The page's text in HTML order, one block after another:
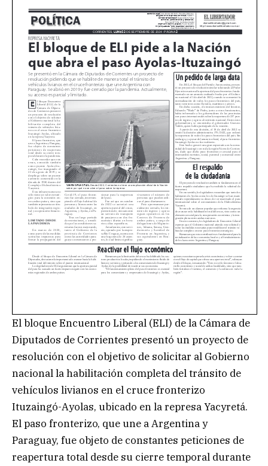
El bloque Encuentro Liberal (ELI) de la Cámara de
Diputados de Corrientes presentó un proyecto de
resolución con el objetivo de solicitar al Gobierno
nacional la habilitación completa del tránsito de
vehículos livianos en el cruce fronterizo
Ituzaingó-Ayolas, ubicado en la represa Yacyretá.
El paso fronterizo, que une a Argentina y
Paraguay, fue objeto de constantes peticiones de
reapertura total desde su cierre temporal durante